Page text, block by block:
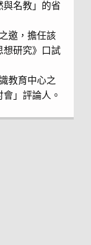
與名教」的省
邀，擔任該
想研究》口試
教育中心之
」評論人。